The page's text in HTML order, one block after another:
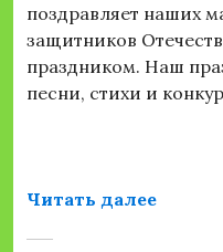
поздравляет наших
защитников
праздником. Наш
песни, стихи и
Читать далее«День